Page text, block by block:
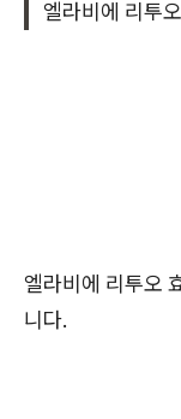
엘라비에 리투
엘라비에 리투오
니다.